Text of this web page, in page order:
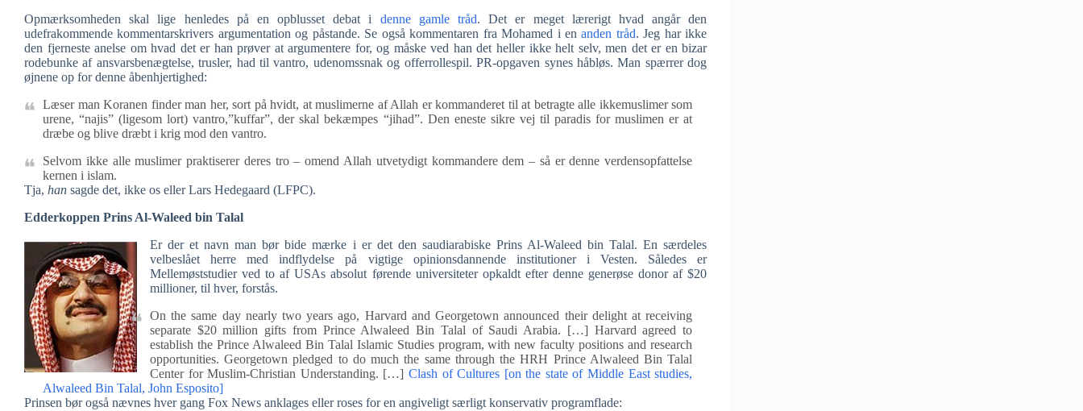
Opmærksomheden skal lige henledes på en opblusset debat i denne gamle tråd. Det er meget lærerigt hvad angår den
udefrakommende kommentarskrivers argumentation og påstande. Se også kommentaren fra Mohamed i enanden tråd. Jeg har ikke
den fjerneste anelse om hvad det er han prøver at argumentere for, og måske ved han det heller ikke helt selv, men det er en bizar
rodebunke af ansvarsbenægtelse, trusler, had til vantro, udenomssnak og offerrollespil. PR-opgaven synes håbløs. Man spærrer dog
øjnene op for denne åbenhjertighed:
Læser man Koranen finder man her, sort på hvidt, at muslimerne af Allah er kommanderet til at betragte alle ikkemuslimer som
urene, “najis” (ligesom lort) vantro,”kuffar”, der skal bekæmpes “jihad”. Den eneste sikre vej til paradis for muslimen er at
dræbe og blive dræbt i krig mod den vantro.
Selvom ikke alle muslimer praktiserer deres tro – omend Allah utvetydigt kommandere dem – så er denne verdensopfattelse
kernen i islam.
Tja, han sagde det, ikke os eller Lars Hedegaard (LFPC).
Edderkoppen Prins Al-Waleed bin Talal
Er der et navn man bør bide mærke i er det den saudiarabiske Prins Al-Waleed bin Talal. En særdeles
velbeslået herre med indflydelse på vigtige opinionsdannende institutioner i Vesten. Således er
Mellemøststudier ved to af USAs absolut førende universiteter opkaldt efter denne generøse donor af $20
millioner, til hver, forstås.
On the same day nearly two years ago, Harvard and Georgetown announced their delight at receiving
separate $20 million gifts from Prince Alwaleed Bin Talal of Saudi Arabia. […] Harvard agreed to
establish the Prince Alwaleed Bin Talal Islamic Studies program, with new faculty positions and research
opportunities. Georgetown pledged to do much the same through the HRH Prince Alwaleed Bin Talal
Center for Muslim-Christian Understanding. […] Clash of Cultures [on the state of Middle East studies,
Alwaleed Bin Talal, John Esposito]
Prinsen bør også nævnes hver gang Fox News anklages eller roses for en angiveligt særligt konservativ programflade: